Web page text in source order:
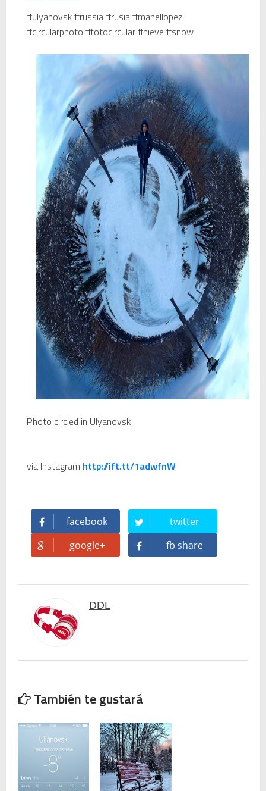
Mi tercer año poniendo ritmo en la Trobada Empresarial al Pirineu 🎧✨
Carlos Giménez recibe la Gran Cruz de Alfonso X el Sabio: homenaje al maestro de la historieta española
Michael Jackson en el cine: opinión personal sobre la película Michael
El resurgimiento del vinilo en Japón: un Regreso a los surcos y a la textura analógica
#ulyanovsk #russia #rusia #manellopez
#circularphoto #fotocircular #nieve #snow
Photo circled in Ulyanovsk
via Instagram http://ift.tt/1adwfnW
facebook
twitter
google+
fb share
DDL
También te gustará